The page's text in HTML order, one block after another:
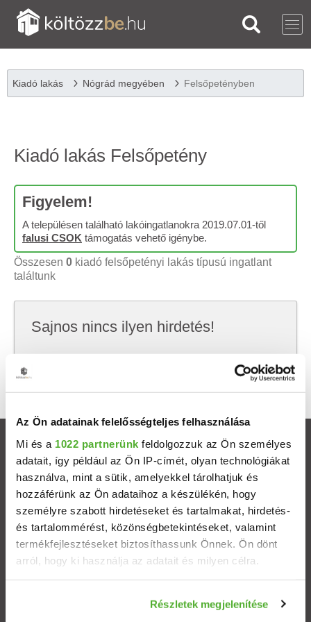
Az Ön adatainak felelősségteljes felhasználása
Mi és a 1022 partnerünk feldolgozzuk az Ön személyes
adatait, így például az Ön IP-címét, olyan technológiákat
használva, mint a sütik, amelyekkel tárolhatjuk és
hozzáférünk az Ön adataihoz a készülékén, hogy
személyre szabott hirdetéseket és tartalmakat, hirdetés-
és tartalommérést, közönségbetekintéseket, valamint
termékfejlesztéseket biztosíthassunk Önnek. Ön dönt
arról, hogy ki használja az adatait és milyen célra.
Információgyűjtés az Ön földrajzi elhelyezkedéséről
Részletek megjelenítése
Kiadó lakás Nógrád megyében Felsőpetényben
Kiadó lakás Felsőpetény
Figyelem!
A településen található lakóingatlanokra 2019.07.01-től
falusi CSOK támogatás vehető igénybe.
Összesen 0 kiadó felsőpetényi lakás típusú ingatlant
találtunk
Sajnos nincs ilyen hirdetés!
keresni, hátha akkor megtalálod, amit keresel.
Ingatlanok
Eladó házak
Eladó lakások
Települések